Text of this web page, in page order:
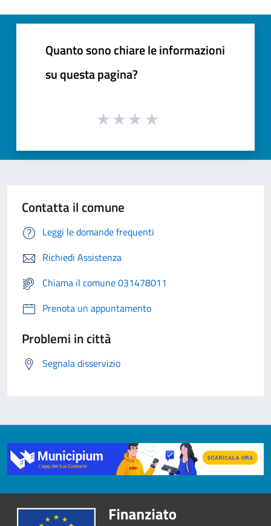
Quanto sono chiare le informazioni
su questa pagina?
Contatta il comune
Leggi le domande frequenti
Richiedi Assistenza
Chiama il comune 031478011
Prenota un appuntamento
Problemi in città
Segnala disservizio